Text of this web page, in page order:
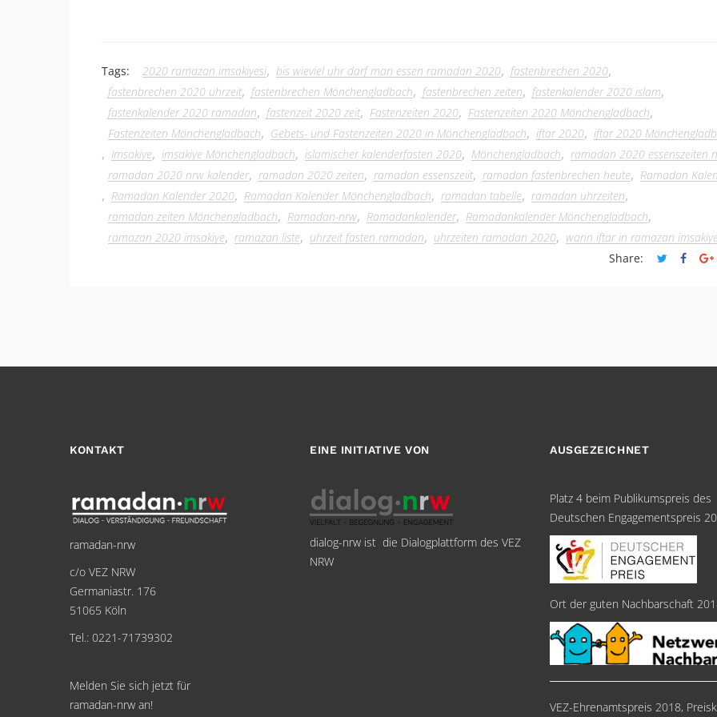
Tags: 2020 ramazan imsakiyesi, bis wieviel uhr darf man essen ramadan 2020, fastenbrechen 2020,
fastenbrechen 2020 uhrzeit, fastenbrechen Mönchengladbach, fastenbrechen zeiten, fastenkalender 2020 islam,
fastenkalender 2020 ramadan, fastenzeit 2020 zeit, Fastenzeiten 2020, Fastenzeiten 2020 Mönchengladbach,
Fastenzeiten Mönchengladbach, Gebets- und Fastenzeiten 2020 in Mönchengladbach, iftar 2020, iftar 2020
, Imsakiye, imsakiye Mönchengladbach, islamischer kalenderfasten 2020, Mönchengladbach, ramadan 2020 essenszeiten
ramadan 2020 nrw kalender, ramadan 2020 zeiten, ramadan essenszeiit, ramadan fastenbrechen heute, Ramadan
, Ramadan Kalender 2020, Ramadan Kalender Mönchengladbach, ramadan tabelle, ramadan uhrzeiten,
ramadan zeiten Mönchengladbach, Ramadan-nrw, Ramadankalender, Ramadankalender Mönchengladbach,
ramazan 2020 imsakiye, ramazan liste, uhrzeit fasten ramadan, uhrzeiten ramadan 2020, wann iftar in ramazan
Share:
KONTAKT
ramadan-nrw
c/o VEZ NRW
Germaniastr. 176
51065 Köln
Tel.: 0221-71739302
Melden Sie sich jetzt für
ramadan-nrw an!
EINE INITIATIVE VON
dialog-nrw ist die Dialogplattform des VEZ
NRW
AUSGEZEICHNET
Platz 4 beim Publikumspreis des
Deutschen Engagementspreis
Ort der guten Nachbarschaft
VEZ-Ehrenamtspreis 2018,